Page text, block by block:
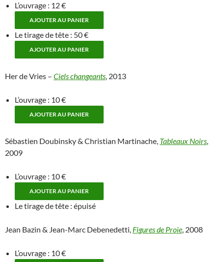
L’ouvrage : 12 €
Le tirage de tête : 50 €
Her de Vries – Ciels changeants, 2013
L’ouvrage : 10 €
Sébastien Doubinsky & Christian Martinache, Tableaux Noirs,
2009
L’ouvrage : 10 €
Le tirage de tête : épuisé
Jean Bazin & Jean-Marc Debenedetti, Figures de Proie, 2008
L’ouvrage : 10 €